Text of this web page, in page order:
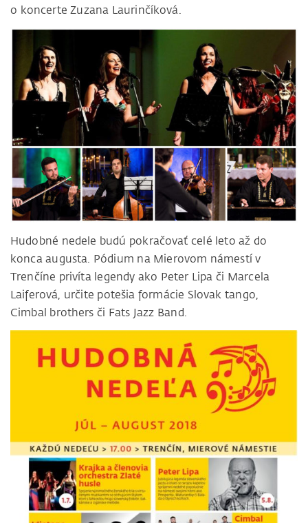
o koncerte Zuzana Laurinčíková.
Hudobné nedele budú pokračovať celé leto až do
konca augusta. Pódium na Mierovom námestí v
Trenčíne privíta legendy ako Peter Lipa či Marcela
Laiferová, určite potešia formácie Slovak tango,
Cimbal brothers či Fats Jazz Band.